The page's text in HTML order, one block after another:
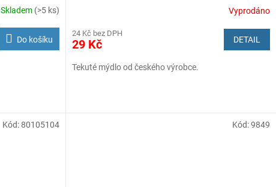
Skladem (>5 ks)
Do košíku
Vyprodáno
24 Kč bez DPH
29 Kč DETAIL
Tekuté mýdlo od českého výrobce.
Kód:80105104 Kód:9849